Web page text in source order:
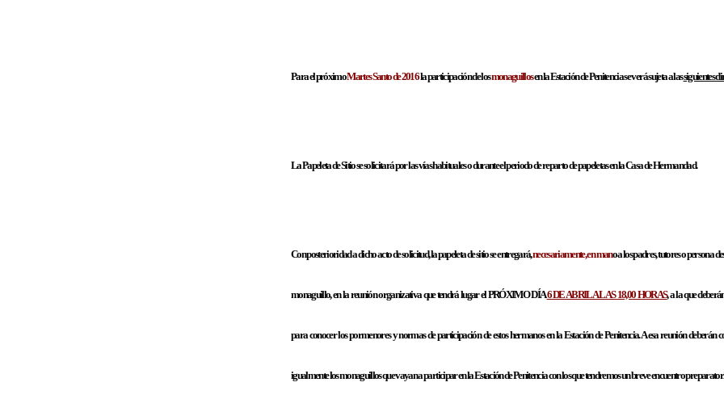
Para el próximoMartes Santo de 2016la participación de losmonaguillosen laEstación de Penitencia se verá sujeta a lassiguientes
La Papeleta de Sitio se solicitará por las vías habituales o durante el periodo de repartode papeletas en la Casa de Hermandad.
Con posterioridad a dicho acto de solicitud, la papeleta de sitio se entregará,necesariamente, en mano a los padres, tutores o persona
monaguillo, en la reunión organizativa que tendrá lugar el PRÓXIMO DÍA6 DE ABRIL A LAS 18,00 HORAS, a la que
para conocer los pormenores y normas de participación de estos hermanos en la Estación de Penitencia. A esa reunión deberán
igualmente los monaguillos que vayan a participar en la Estación de Penitencia con los que tendremos un breve encuentro